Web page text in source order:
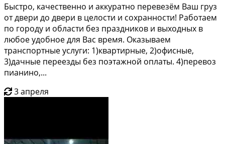
Быстро, качественно и аккуратно перевезём Ваш груз
от двери до двери в целости и сохранности! Работаем
по городу и области без праздников и выходных в
любое удобное для Вас время. Оказываем
транспортные услуги: 1)квартирные, 2)офисные,
3)дачные переезды без поэтажной оплаты. 4)перевоз
пианино,...
3 апреля